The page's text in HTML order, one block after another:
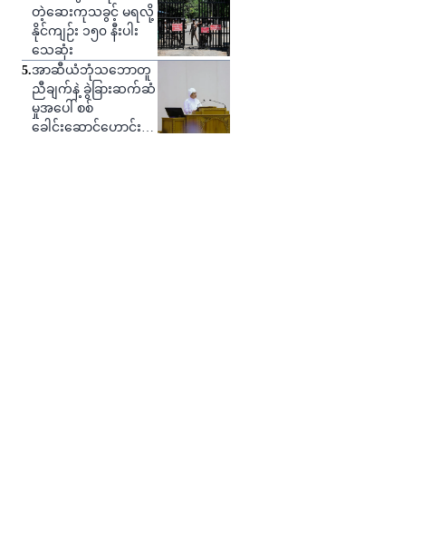
တဲ့ဆေးကုသခွင့် မရလို့
နိုင်ကျဉ်း ၁၅၀ နီးပါး
သေဆုံး
5.အာဆီယံဘုံသဘောတူ
ညီချက်နဲ့ ခွဲခြားဆက်ဆံ
မှုအပေါ် စစ်
ခေါင်းဆောင်ဟောင်း